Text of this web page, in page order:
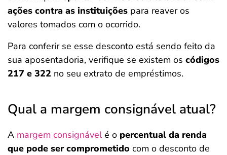
ações contra as instituições para reaver os
valores tomados com o ocorrido.
Para conferir se esse desconto está sendo feito da
sua aposentadoria, verifique se existem os códigos
217 e 322 no seu extrato de empréstimos.
Qual a margem consignável atual?
A margem consignávelé o percentual da renda
que pode ser comprometido com o desconto de